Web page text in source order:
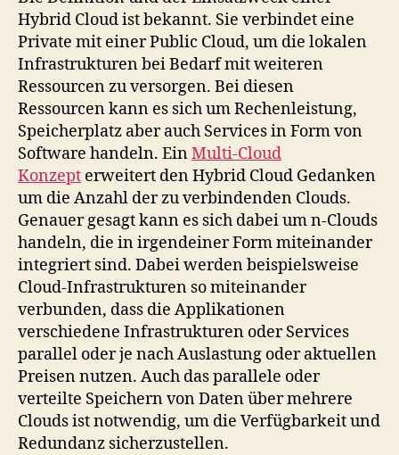
Hybrid Cloud ist bekannt. Sie verbindet eine
Private mit einer Public Cloud, um die lokalen
Infrastrukturen bei Bedarf mit weiteren
Ressourcen zu versorgen. Bei diesen
Ressourcen kann es sich um Rechenleistung,
Speicherplatz aber auch Services in Form von
Software handeln. EinMulti-Cloud
Konzept erweitert den Hybrid Cloud Gedanken
um die Anzahl der zu verbindenden Clouds.
Genauer gesagt kann es sich dabei um n-Clouds
handeln, die in irgendeiner Form miteinander
integriert sind. Dabei werden beispielsweise
Cloud-Infrastrukturen so miteinander
verbunden, dass die Applikationen
verschiedene Infrastrukturen oder Services
parallel oder je nach Auslastung oder aktuellen
Preisen nutzen. Auch das parallele oder
verteilte Speichern von Daten über mehrere
Clouds ist notwendig, um die Verfügbarkeit und
Redundanz sicherzustellen.